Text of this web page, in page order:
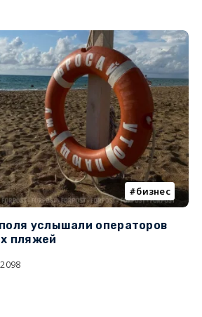
бизнес
услышали операторов
пляжей
2098